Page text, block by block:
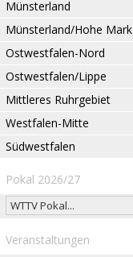
Münsterland
Münsterland/Hohe Mark
Ostwestfalen-Nord
Ostwestfalen/Lippe
Mittleres Ruhrgebiet
Westfalen-Mitte
Südwestfalen
Pokal 2026/27
Veranstaltungen